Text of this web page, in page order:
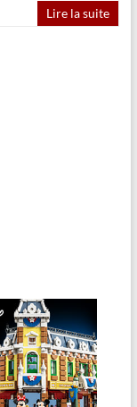
Lire la suite